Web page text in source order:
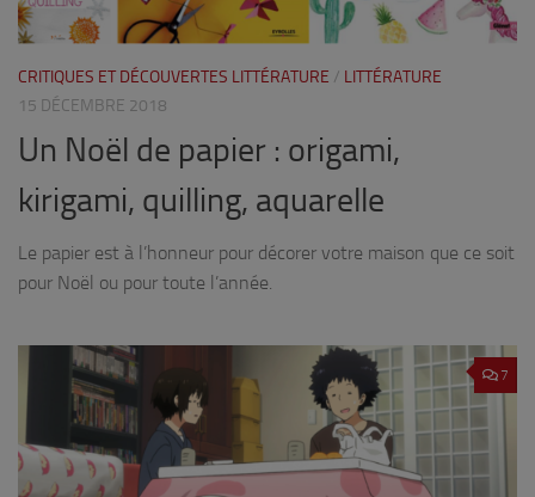
CRITIQUES ET DÉCOUVERTES LITTÉRATURE / LITTÉRATURE
15 DÉCEMBRE 2018
Un Noël de papier : origami,
kirigami, quilling, aquarelle
Le papier est à l’honneur pour décorer votre maison que ce soit
pour Noël ou pour toute l’année.
7